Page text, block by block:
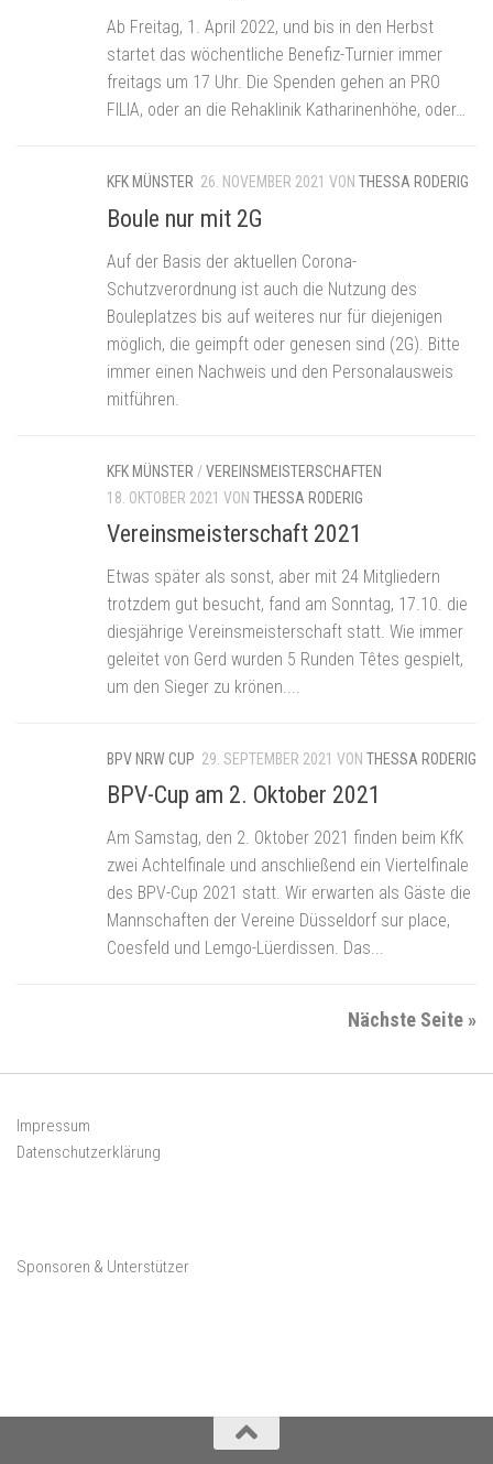
Ab Freitag, 1. April 2022, und bis in den Herbst
startet das wöchentliche Benefiz-Turnier immer
freitags um 17 Uhr. Die Spenden gehen an PRO
FILIA, oder an die Rehaklinik Katharinenhöhe, oder…
KFK MÜNSTER 26. NOVEMBER 2021 VON THESSA RODERIG
Boule nur mit 2G
Auf der Basis der aktuellen Corona-
Schutzverordnung ist auch die Nutzung des
Bouleplatzes bis auf weiteres nur für diejenigen
möglich, die geimpft oder genesen sind (2G). Bitte
immer einen Nachweis und den Personalausweis
mitführen.
KFK MÜNSTER /VEREINSMEISTERSCHAFTEN
18. OKTOBER 2021 VON THESSA RODERIG
Vereinsmeisterschaft 2021
Etwas später als sonst, aber mit 24 Mitgliedern
trotzdem gut besucht, fand am Sonntag, 17.10. die
diesjährige Vereinsmeisterschaft statt. Wie immer
geleitet von Gerd wurden 5 Runden Têtes gespielt,
um den Sieger zu krönen....
BPV NRW CUP 29. SEPTEMBER 2021 VON THESSA RODERIG
BPV-Cup am 2. Oktober 2021
Am Samstag, den 2. Oktober 2021 finden beim KfK
zwei Achtelfinale und anschließend ein Viertelfinale
des BPV-Cup 2021 statt. Wir erwarten als Gäste die
Mannschaften der Vereine Düsseldorf sur place,
Coesfeld und Lemgo-Lüerdissen. Das...
Nächste Seite »
Impressum
Datenschutzerklärung
Sponsoren & Unterstützer